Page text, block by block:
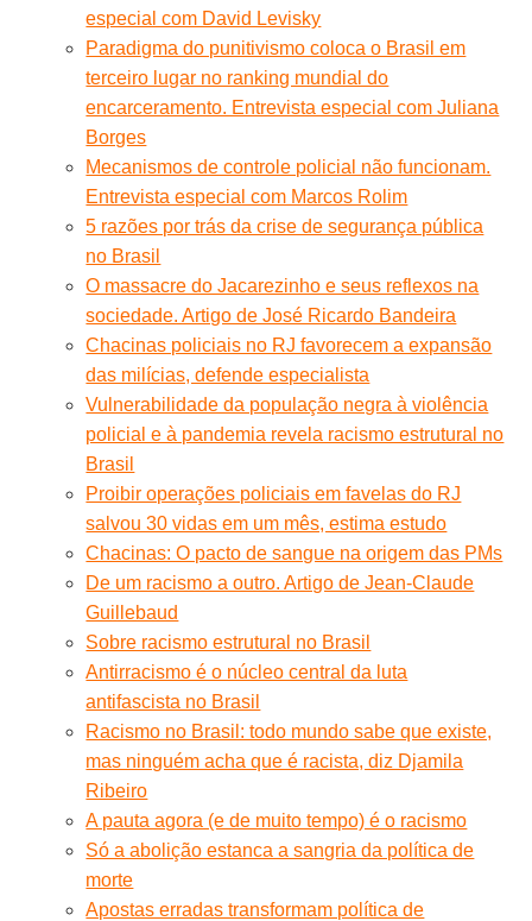
especial com David Levisky
Paradigma do punitivismo coloca o Brasil em
terceiro lugar no ranking mundial do
encarceramento. Entrevista especial com Juliana
Borges
Mecanismos de controle policial não funcionam.
Entrevista especial com Marcos Rolim
5 razões por trás da crise de segurança pública
no Brasil
O massacre do Jacarezinho e seus reflexos na
sociedade. Artigo de José Ricardo Bandeira
Chacinas policiais no RJ favorecem a expansão
das milícias, defende especialista
Vulnerabilidade da população negra à violência
policial e à pandemia revela racismo estrutural no
Brasil
Proibir operações policiais em favelas do RJ
salvou 30 vidas em um mês, estima estudo
Chacinas: O pacto de sangue na origem das PMs
De um racismo a outro. Artigo de Jean-Claude
Guillebaud
Sobre racismo estrutural no Brasil
Antirracismo é o núcleo central da luta
antifascista no Brasil
Racismo no Brasil: todo mundo sabe que existe,
mas ninguém acha que é racista, diz Djamila
Ribeiro
A pauta agora (e de muito tempo) é o racismo
Só a abolição estanca a sangria da política de
morte
Apostas erradas transformam política de